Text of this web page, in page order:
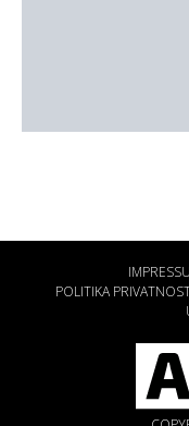
POLITIKA